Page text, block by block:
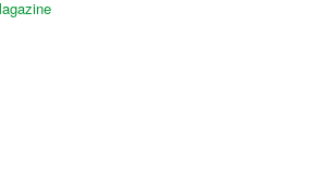
immobilières / Nous contacter